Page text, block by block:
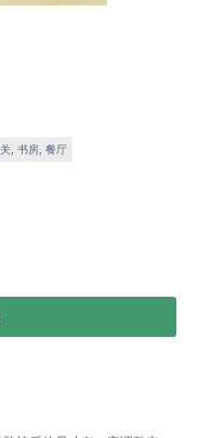
, 书房, 餐厅